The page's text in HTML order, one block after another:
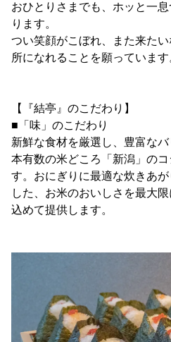
おひとりさまでも、ホッと一
ります。
つい笑顔がこぼれ、また来た
所になれることを願っています
【『結亭』のこだわり】
■「味」のこだわり
新鮮な食材を厳選し、豊富な
本有数の米どころ「新潟」の
す。おにぎりに最適な炊きあ
した、お米のおいしさを最大
込めて提供します。